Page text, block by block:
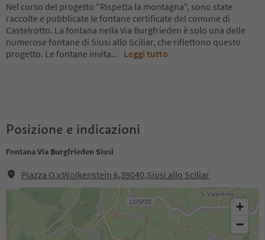
Nel corso del progetto "Rispetta la montagna", sono state
raccolte e pubblicate le fontane certificate del comune di
Castelrotto. La fontana nella Via Burgfrieden è solo una delle
numerose fontane di Siusi allo Sciliar, che riflettono questo
progetto. Le fontane invita... Leggi tutto
Posizione e indicazioni
Fontana Via Burgfrieden Siusi
Piazza O.v.Wolkenstein 6,39040,Siusi allo Sciliar
+
−